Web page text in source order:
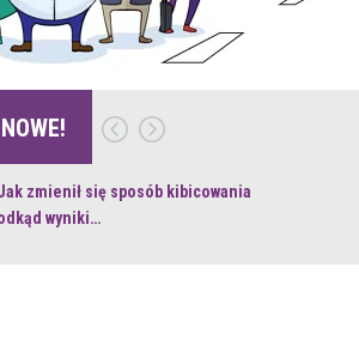
NOWE!
zmienił się sposób kibicowania
wyniki…